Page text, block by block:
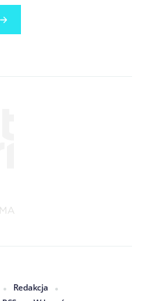
Redakcja